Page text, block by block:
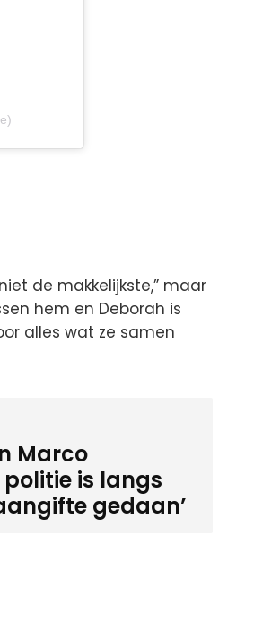
de makkelijkste,” maar
hem en Deborah is
alles wat ze samen
Marco
politie is langs
gedaan’